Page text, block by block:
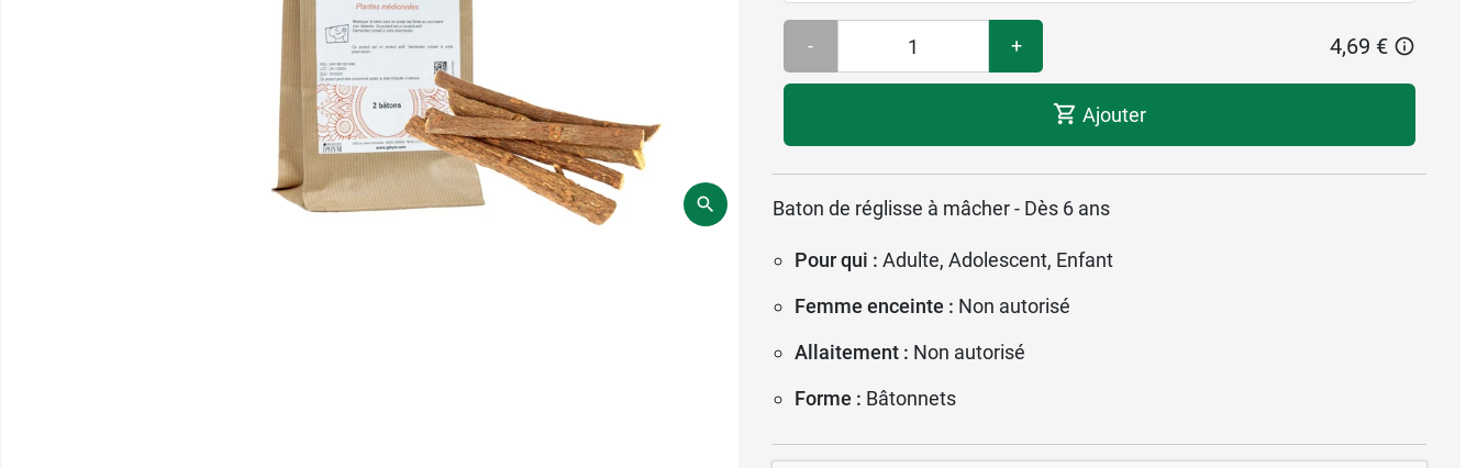
- + 4,69 €
Ajouter
Baton de réglisse à mâcher - Dès 6 ans
Pour qui : Adulte, Adolescent, Enfant
Femme enceinte : Non autorisé
Allaitement : Non autorisé
Forme : Bâtonnets